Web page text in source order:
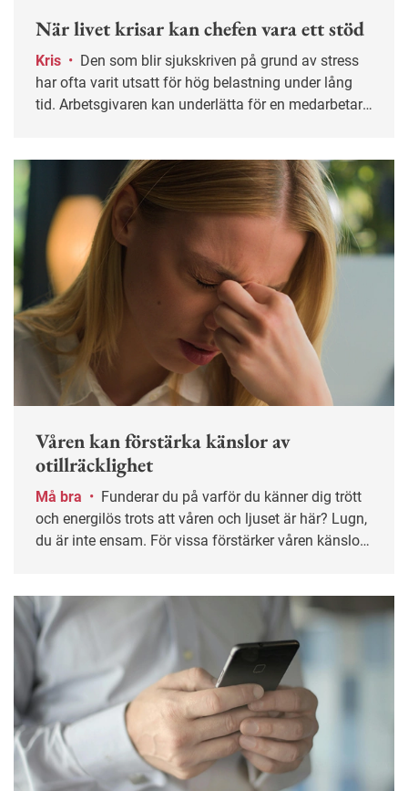
När livet krisar kan chefen vara ett stöd
Kris •
har ofta varit utsatt för hög belastning under lång
tid. Arbetsgivaren kan underlätta för en medarbetare
utanför arbetet.
Våren kan förstärka känslor av
otillräcklighet
Må bra •
och energilös trots att våren och ljuset är här? Lugn,
du är inte ensam. För vissa förstärker våren känslor